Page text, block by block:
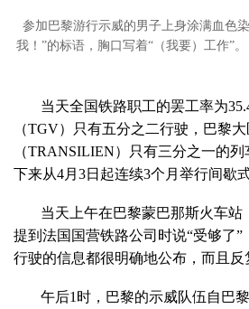
参加巴黎游行示威的男子上身涂满血色
我！”的标语，胸口写着“（我要）工作”
当天全国铁路职工的罢工率为
（TGV）只有五分之二行驶，巴黎
（TRANSILIEN）只有三分之一的
下来从4月3日起连续3个月举行间歇式
当天上午在巴黎蒙巴那斯火车站
提到法国国营铁路公司时说“受够了
行驶的信息都很明确地公布，而且反
午后1时，巴黎的示威队伍自巴